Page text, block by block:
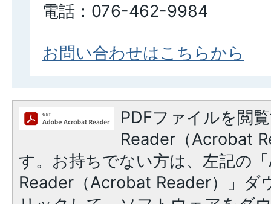
電話：076-462-9984
お問い合わせはこちらから
PDFファイルを閲
Reader（Acrobat
す。お持ちでない方は、左記の
Reader（Acrobat Reader）」ダ